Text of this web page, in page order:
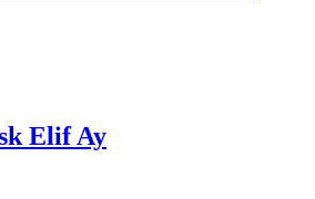
Elif Ay